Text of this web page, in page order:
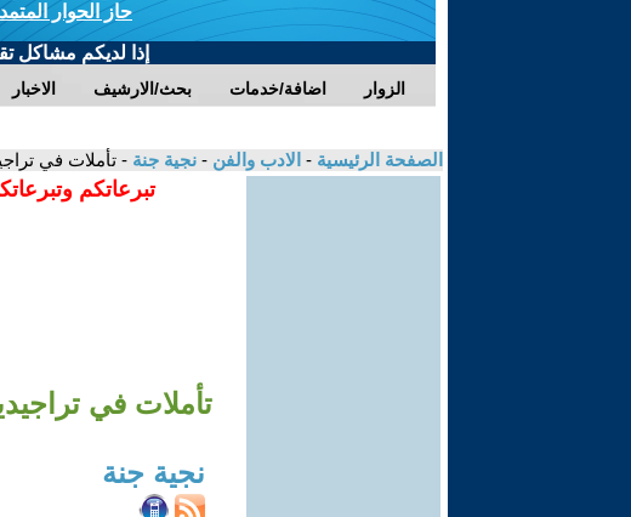
حاز الحوار
إذا لديكم مشاكل
الاخبار بحث/الارشيف اضافة/خدمات الزوار
الصفحة الرئيسية - الادب والفن - نجية جنة - تأملات في
تبرعاتكم
تأملات في
نجية جنة